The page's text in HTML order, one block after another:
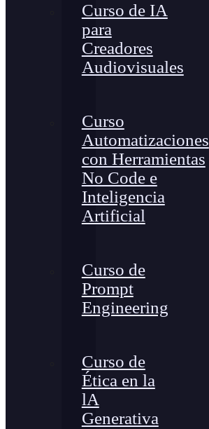
Curso de IA
para
Creadores
Audiovisuales
Curso
Automatizaciones
con Herramientas
No Code e
Inteligencia
Artificial
Curso de
Prompt
Engineering
Curso de
Ética en la
lA
Generativa